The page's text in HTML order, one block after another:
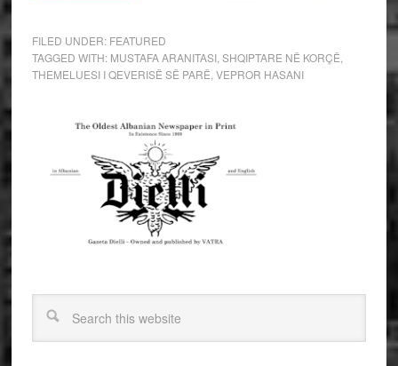
FILED UNDER: FEATURED
TAGGED WITH: MUSTAFA ARANITASI, SHQIPTARE NË KORÇË
THEMELUESI I QEVERISË SË PARË VEPROR HASANI